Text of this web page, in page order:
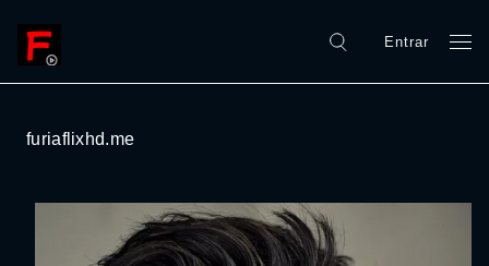
Entrar
furiaflixhd.me